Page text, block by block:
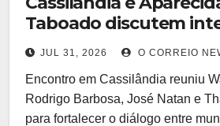
Taboado discutem
regional em encontro
presidente da
JUL 31, 2026 O CORREIO
Encontro em Cassilândia reuniu
Rodrigo Barbosa, José Natan e
para fortalecer o diálogo entre